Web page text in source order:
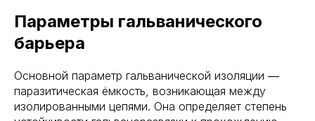
Параметры гальванического
барьера
Основной параметр гальванической изоляции ―
паразитическая ёмкость, возникающая между
изолированными цепями. Она определяет степень